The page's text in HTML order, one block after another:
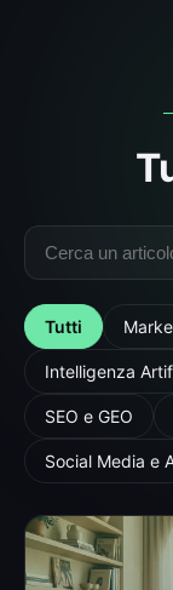
Tutti
Intelligenza
SEO e GEO
Social Media e